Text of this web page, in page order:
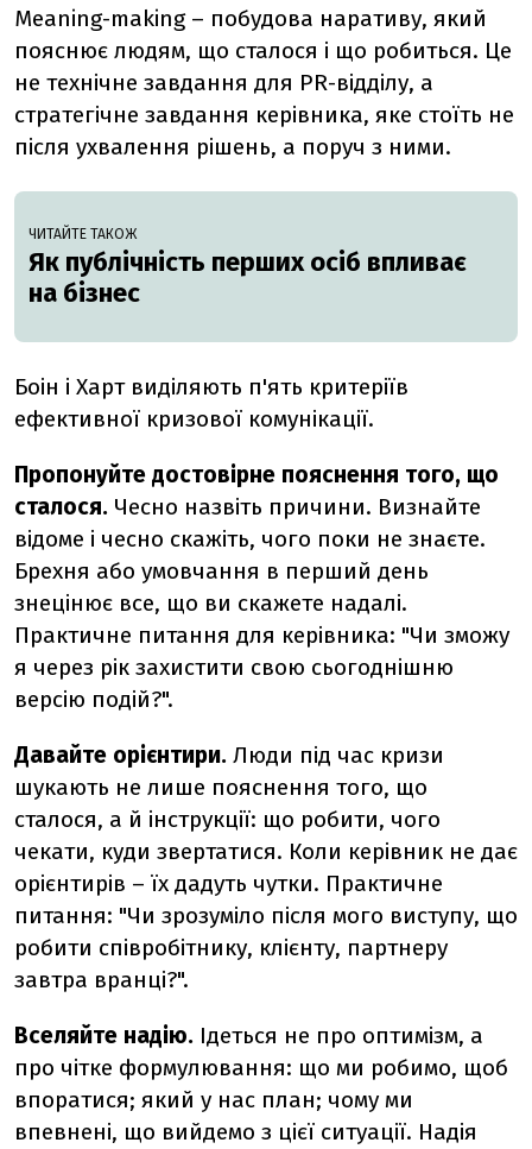
Meaning-making – побудова наративу, який
пояснює людям, що сталося і що робиться. Це
не технічне завдання для PR-відділу, а
стратегічне завдання керівника, яке стоїть не
після ухвалення рішень, а поруч з ними.
ЧИТАЙТЕ ТАКОЖ
Як публічність перших осіб впливає
на бізнес
Боін і Харт виділяють п'ять критеріїв
ефективної кризової комунікації.
Пропонуйте достовірне пояснення того, що
сталося. Чесно назвіть причини. Визнайте
відоме і чесно скажіть, чого поки не знаєте.
Брехня або умовчання в перший день
знецінює все, що ви скажете надалі.
Практичне питання для керівника: "Чи зможу
я через рік захистити свою сьогоднішню
версію подій?".
Давайте орієнтири. Люди під час кризи
шукають не лише пояснення того, що
сталося, а й інструкції: що робити, чого
чекати, куди звертатися. Коли керівник не дає
орієнтирів – їх дадуть чутки. Практичне
питання: "Чи зрозуміло після мого виступу, що
робити співробітнику, клієнту, партнеру
завтра вранці?".
Вселяйте надію. Ідеться не про оптимізм, а
про чітке формулювання: що ми робимо, щоб
впоратися; який у нас план; чому ми
впевнені, що вийдемо з цієї ситуації. Надія